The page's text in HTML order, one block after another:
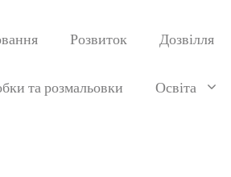
Розвиток Дозвілля
та розмальовки Освіта